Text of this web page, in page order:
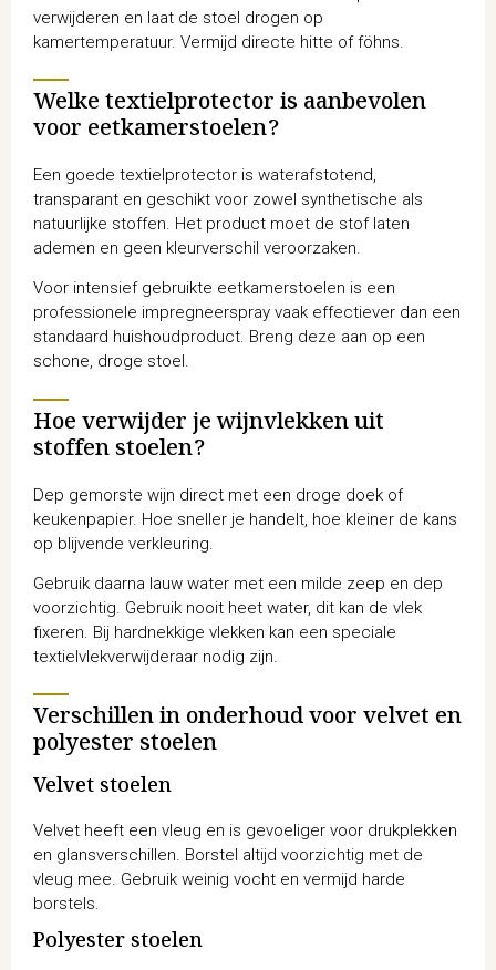
verwijderen en laat de stoel drogen op
kamertemperatuur. Vermijd directe hitte of föhns.
Welke textielprotector is aanbevolen
voor eetkamerstoelen?
Een goede textielprotector is waterafstotend,
transparant en geschikt voor zowel synthetische als
natuurlijke stoffen. Het product moet de stof laten
ademen en geen kleurverschil veroorzaken.
Voor intensief gebruikte eetkamerstoelen is een
professionele impregneerspray vaak effectiever dan een
standaard huishoudproduct. Breng deze aan op een
schone, droge stoel.
Hoe verwijder je wijnvlekken uit
stoffen stoelen?
Dep gemorste wijn direct met een droge doek of
keukenpapier. Hoe sneller je handelt, hoe kleiner de kans
op blijvende verkleuring.
Gebruik daarna lauw water met een milde zeep en dep
voorzichtig. Gebruik nooit heet water, dit kan de vlek
fixeren. Bij hardnekkige vlekken kan een speciale
textielvlekverwijderaar nodig zijn.
Verschillen in onderhoud voor velvet en
polyester stoelen
Velvet stoelen
Velvet heeft een vleug en is gevoeliger voor drukplekken
en glansverschillen. Borstel altijd voorzichtig met de
vleug mee. Gebruik weinig vocht en vermijd harde
borstels.
Polyester stoelen